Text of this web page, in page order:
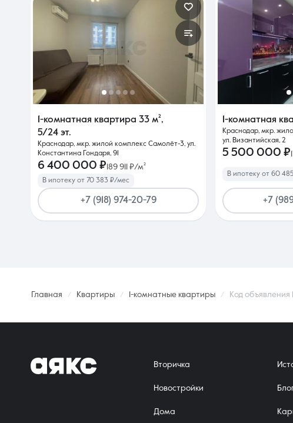
1-комнатная квартира 33 м²,
5/24 эт.
Краснодар, мкр. жилой комплекс Самолёт-3, ул.
Константина Гондаря, 91
6 400 000 ₽ 189 911 ₽/м²
В ипотеку от 70 383 ₽/мес
+7 (918) 974-20-79
1-комнатная
Краснодар, мкр.
ул. Византийская, 2
5 500 000 ₽
В ипотеку от 60
+7
Главная Квартиры 1-комнатные квартиры Код объявления
Вторичка
Новостройки
Дома